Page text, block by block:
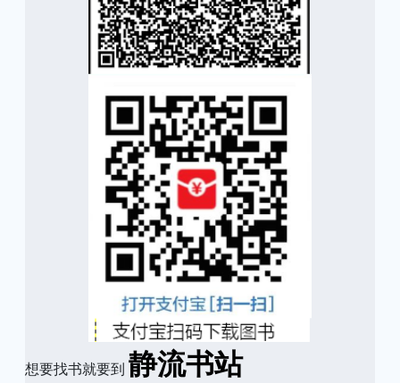
想要找书就要到 静流书站